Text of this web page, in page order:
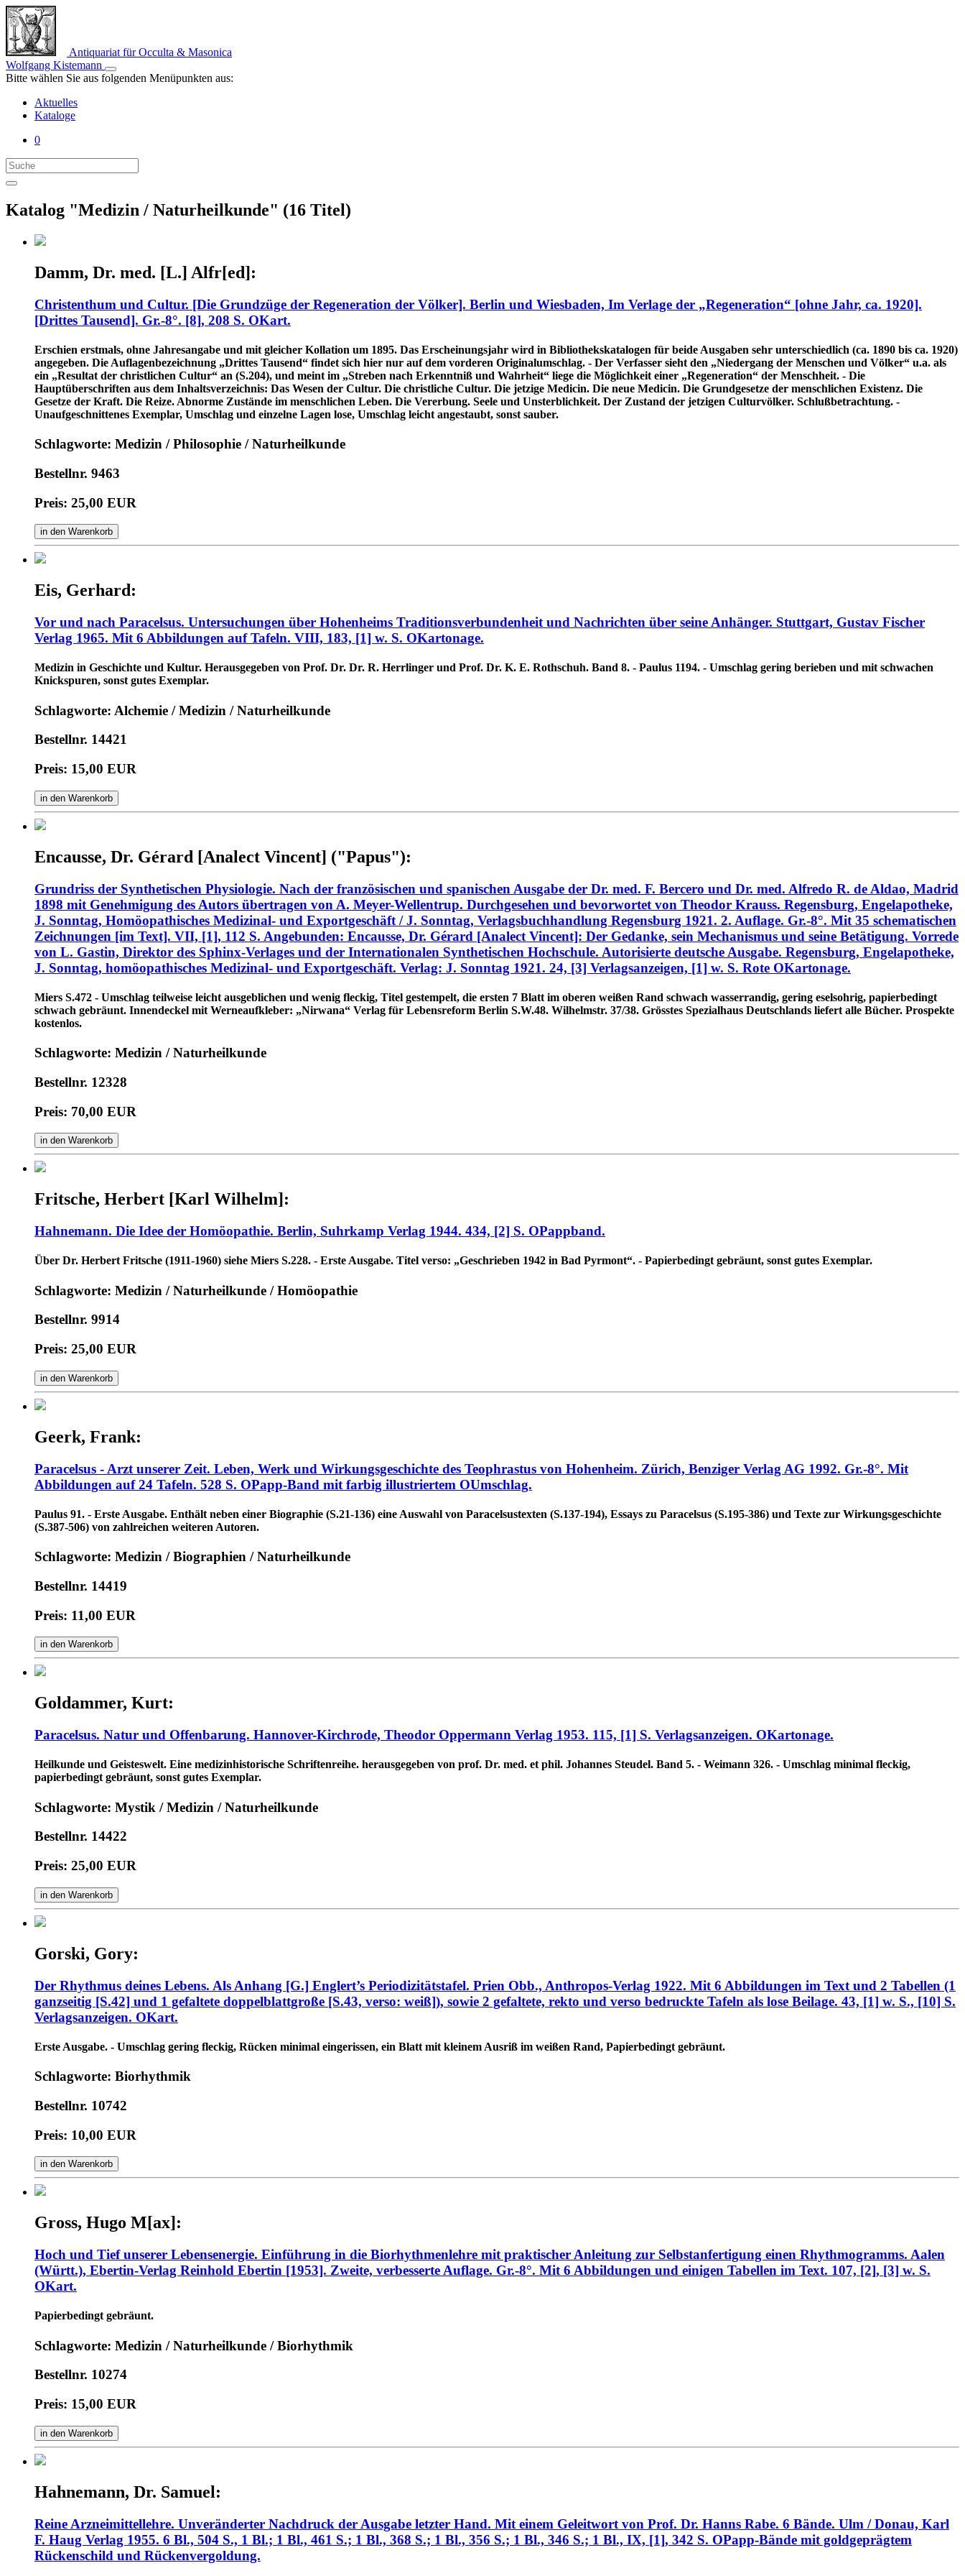
Antiquariat für Occulta & Masonica
Wolfgang Kistemann
Bitte wählen Sie aus folgenden Menüpunkten aus:
Aktuelles
Kataloge
0
Katalog "Medizin / Naturheilkunde" (16 Titel)
Damm, Dr. med. [L.] Alfr[ed]:
Christenthum und Cultur. [Die Grundzüge der Regeneration der Völker]. Berlin und Wiesbaden, Im Verlage der „Regeneration“ [ohne Jahr, ca. 1920].
[Drittes Tausend]. Gr.-8°. [8], 208 S. OKart.
Erschien erstmals, ohne Jahresangabe und mit gleicher Kollation um 1895. Das Erscheinungsjahr wird in Bibliothekskatalogen für beide Ausgaben sehr unterschiedlich (ca. 1890 bis ca. 1920)
angegeben. Die Auflagenbezeichnung „Drittes Tausend“ findet sich hier nur auf dem vorderen Originalumschlag. - Der Verfasser sieht den „Niedergang der Menschen und Völker“ u.a. als
ein „Resultat der christlichen Cultur“ an (S.204), und meint im „Streben nach Erkenntniß und Wahrheit“ liege die Möglichkeit einer „Regeneration“ der Menschheit. - Die
Hauptüberschriften aus dem Inhaltsverzeichnis: Das Wesen der Cultur. Die christliche Cultur. Die jetzige Medicin. Die neue Medicin. Die Grundgesetze der menschlichen Existenz. Die
Gesetze der Kraft. Die Reize. Abnorme Zustände im menschlichen Leben. Die Vererbung. Seele und Unsterblichkeit. Der Zustand der jetzigen Culturvölker. Schlußbetrachtung. -
Unaufgeschnittenes Exemplar, Umschlag und einzelne Lagen lose, Umschlag leicht angestaubt, sonst sauber.
Schlagworte: Medizin / Philosophie / Naturheilkunde
Bestellnr. 9463
Preis: 25,00 EUR
in den Warenkorb
Eis, Gerhard:
Vor und nach Paracelsus. Untersuchungen über Hohenheims Traditionsverbundenheit und Nachrichten über seine Anhänger. Stuttgart, Gustav Fischer
Verlag 1965. Mit 6 Abbildungen auf Tafeln. VIII, 183, [1] w. S. OKartonage.
Medizin in Geschichte und Kultur. Herausgegeben von Prof. Dr. Dr. R. Herrlinger und Prof. Dr. K. E. Rothschuh. Band 8. - Paulus 1194. - Umschlag gering berieben und mit schwachen
Knickspuren, sonst gutes Exemplar.
Schlagworte: Alchemie / Medizin / Naturheilkunde
Bestellnr. 14421
Preis: 15,00 EUR
in den Warenkorb
Encausse, Dr. Gérard [Analect Vincent] ("Papus"):
Grundriss der Synthetischen Physiologie. Nach der französischen und spanischen Ausgabe der Dr. med. F. Bercero und Dr. med. Alfredo R. de Aldao, Madrid
1898 mit Genehmigung des Autors übertragen von A. Meyer-Wellentrup. Durchgesehen und bevorwortet von Theodor Krauss. Regensburg, Engelapotheke,
J. Sonntag, Homöopathisches Medizinal- und Exportgeschäft / J. Sonntag, Verlagsbuchhandlung Regensburg 1921. 2. Auflage. Gr.-8°. Mit 35 schematischen
Zeichnungen [im Text]. VII, [1], 112 S. Angebunden: Encausse, Dr. Gérard [Analect Vincent]: Der Gedanke, sein Mechanismus und seine Betätigung. Vorrede
von L. Gastin, Direktor des Sphinx-Verlages und der Internationalen Synthetischen Hochschule. Autorisierte deutsche Ausgabe. Regensburg, Engelapotheke,
J. Sonntag, homöopathisches Medizinal- und Exportgeschäft. Verlag: J. Sonntag 1921. 24, [3] Verlagsanzeigen, [1] w. S. Rote OKartonage.
Miers S.472 - Umschlag teilweise leicht ausgeblichen und wenig fleckig, Titel gestempelt, die ersten 7 Blatt im oberen weißen Rand schwach wasserrandig, gering eselsohrig, papierbedingt
schwach gebräunt. Innendeckel mit Werneaufkleber: „Nirwana“ Verlag für Lebensreform Berlin S.W.48. Wilhelmstr. 37/38. Grösstes Spezialhaus Deutschlands liefert alle Bücher. Prospekte
kostenlos.
Schlagworte: Medizin / Naturheilkunde
Bestellnr. 12328
Preis: 70,00 EUR
in den Warenkorb
Fritsche, Herbert [Karl Wilhelm]:
Hahnemann. Die Idee der Homöopathie. Berlin, Suhrkamp Verlag 1944. 434, [2] S. OPappband.
Über Dr. Herbert Fritsche (1911-1960) siehe Miers S.228. - Erste Ausgabe. Titel verso: „Geschrieben 1942 in Bad Pyrmont“. - Papierbedingt gebräunt, sonst gutes Exemplar.
Schlagworte: Medizin / Naturheilkunde / Homöopathie
Bestellnr. 9914
Preis: 25,00 EUR
in den Warenkorb
Geerk, Frank:
Paracelsus - Arzt unserer Zeit. Leben, Werk und Wirkungsgeschichte des Teophrastus von Hohenheim. Zürich, Benziger Verlag AG 1992. Gr.-8°. Mit
Abbildungen auf 24 Tafeln. 528 S. OPapp-Band mit farbig illustriertem OUmschlag.
Paulus 91. - Erste Ausgabe. Enthält neben einer Biographie (S.21-136) eine Auswahl von Paracelsustexten (S.137-194), Essays zu Paracelsus (S.195-386) und Texte zur Wirkungsgeschichte
(S.387-506) von zahlreichen weiteren Autoren.
Schlagworte: Medizin / Biographien / Naturheilkunde
Bestellnr. 14419
Preis: 11,00 EUR
in den Warenkorb
Goldammer, Kurt:
Paracelsus. Natur und Offenbarung. Hannover-Kirchrode, Theodor Oppermann Verlag 1953. 115, [1] S. Verlagsanzeigen. OKartonage.
Heilkunde und Geisteswelt. Eine medizinhistorische Schriftenreihe. herausgegeben von prof. Dr. med. et phil. Johannes Steudel. Band 5. - Weimann 326. - Umschlag minimal fleckig,
papierbedingt gebräunt, sonst gutes Exemplar.
Schlagworte: Mystik / Medizin / Naturheilkunde
Bestellnr. 14422
Preis: 25,00 EUR
in den Warenkorb
Gorski, Gory:
Der Rhythmus deines Lebens. Als Anhang [G.] Englert’s Periodizitätstafel. Prien Obb., Anthropos-Verlag 1922. Mit 6 Abbildungen im Text und 2 Tabellen (1
ganzseitig [S.42] und 1 gefaltete doppelblattgroße [S.43, verso: weiß]), sowie 2 gefaltete, rekto und verso bedruckte Tafeln als lose Beilage. 43, [1] w. S., [10] S.
Verlagsanzeigen. OKart.
Erste Ausgabe. - Umschlag gering fleckig, Rücken minimal eingerissen, ein Blatt mit kleinem Ausriß im weißen Rand, Papierbedingt gebräunt.
Schlagworte: Biorhythmik
Bestellnr. 10742
Preis: 10,00 EUR
in den Warenkorb
Gross, Hugo M[ax]:
Hoch und Tief unserer Lebensenergie. Einführung in die Biorhythmenlehre mit praktischer Anleitung zur Selbstanfertigung einen Rhythmogramms. Aalen
(Württ.), Ebertin-Verlag Reinhold Ebertin [1953]. Zweite, verbesserte Auflage. Gr.-8°. Mit 6 Abbildungen und einigen Tabellen im Text. 107, [2], [3] w. S.
OKart.
Papierbedingt gebräunt.
Schlagworte: Medizin / Naturheilkunde / Biorhythmik
Bestellnr. 10274
Preis: 15,00 EUR
in den Warenkorb
Hahnemann, Dr. Samuel:
Reine Arzneimittellehre. Unveränderter Nachdruck der Ausgabe letzter Hand. Mit einem Geleitwort von Prof. Dr. Hanns Rabe. 6 Bände. Ulm / Donau, Karl
F. Haug Verlag 1955. 6 Bl., 504 S., 1 Bl.; 1 Bl., 461 S.; 1 Bl., 368 S.; 1 Bl., 356 S.; 1 Bl., 346 S.; 1 Bl., IX, [1], 342 S. OPapp-Bände mit goldgeprägtem
Rückenschild und Rückenvergoldung.